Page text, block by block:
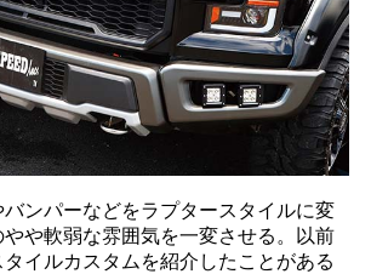
ンパーなどをラプタースタイルに変
や軟弱な雰囲気を一変させる。以前
イルカスタムを紹介したことがある